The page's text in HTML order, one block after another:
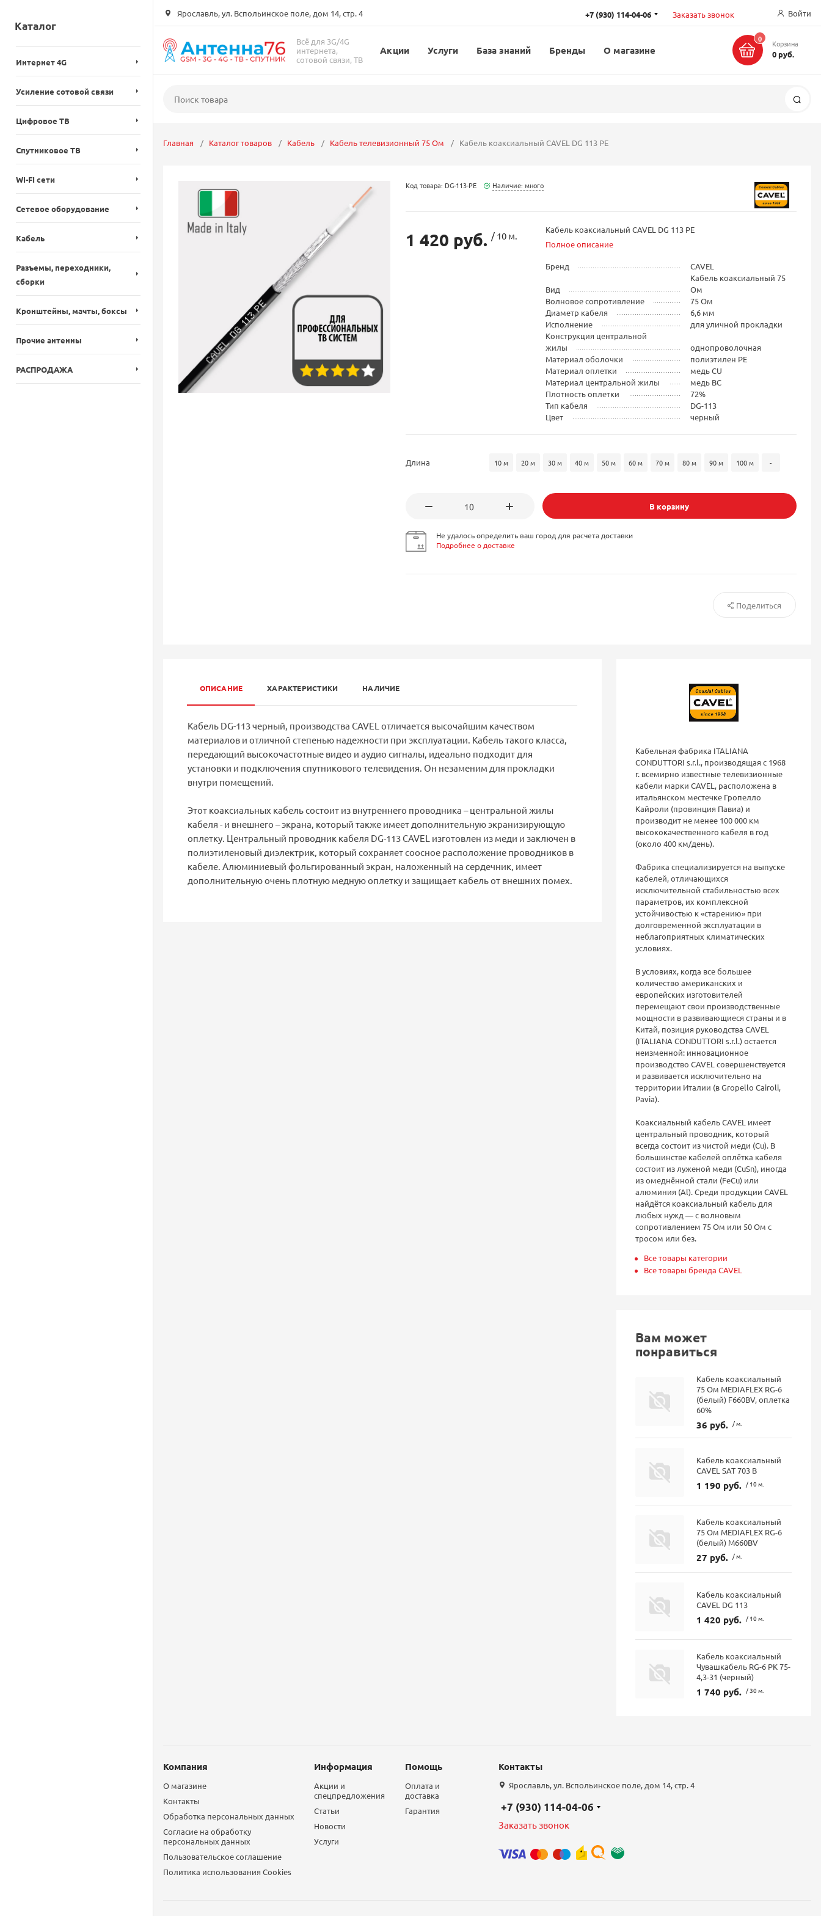
Ярославль, ул. Вспольинское поле, дом 14, стр. 4 +7 (930) 114-04-06 Заказать звонок Войти
Всё для 3G/4G
интернета,
сотовой связи, ТВ
Акции Услуги База знаний Бренды О магазине
0 Корзина
0 руб.
Каталог
Интернет 4G
Усиление сотовой связи
Цифровое ТВ
Спутниковое ТВ
WI-FI сети
Сетевое оборудование
Кабель
Разъемы, переходники,
сборки
Кронштейны, мачты, боксы
Прочие антенны
РАСПРОДАЖА
Главная Каталог товаров Кабель Кабель телевизионный 75 Ом Кабель коаксиальный CAVEL DG 113 PE
Код товара: DG-113-PE Наличие: много
1 420 руб. / 10 м.
Кабель коаксиальный CAVEL DG 113 PE
Полное описание
Бренд CAVEL
Вид
Кабель коаксиальный 75
Ом
Волновое сопротивление
75 Ом
Диаметр кабеля
6,6 мм
Исполнение
для уличной прокладки
Конструкция центральной
жилы
однопроволочная
Материал оболочки
полиэтилен PE
Материал оплетки
медь CU
Материал центральной жилы
медь BC
Плотность оплетки
72%
Тип кабеля
DG-113
Цвет
черный
Длина 10 м 20 м 30 м 40 м 50 м 60 м 70 м 80 м 90 м 100 м -
В корзину
Не удалось определить ваш город для расчета доставки
Подробнее о доставке
Поделиться
ОПИСАНИЕ ХАРАКТЕРИСТИКИ НАЛИЧИЕ
Кабель DG-113 черный, производства CAVEL отличается высочайшим качеством
материалов и отличной степенью надежности при эксплуатации. Кабель такого класса,
передающий высокочастотные видео и аудио сигналы, идеально подходит для
установки и подключения спутникового телевидения. Он незаменим для прокладки
внутри помещений.
Этот коаксиальных кабель состоит из внутреннего проводника – центральной жилы
кабеля - и внешнего – экрана, который также имеет дополнительную экранизирующую
оплетку. Центральный проводник кабеля DG-113 CAVEL изготовлен из меди и заключен в
полиэтиленовый диэлектрик, который сохраняет соосное расположение проводников в
кабеле. Алюминиевый фольгированный экран, наложенный на сердечник, имеет
дополнительную очень плотную медную оплетку и защищает кабель от внешних помех.
Кабельная фабрика ITALIANA
CONDUTTORI s.r.l., производящая с 1968
г. всемирно известные телевизионные
кабели марки CAVEL, расположена в
итальянском местечке Гропелло
Кайроли (провинция Павиа) и
производит не менее 100 000 км
высококачественного кабеля в год
(около 400 км/день).
Фабрика специализируется на выпуске
кабелей, отличающихся
исключительной стабильностью всех
параметров, их комплексной
устойчивостью к «старению» при
долговременной эксплуатации в
неблагоприятных климатических
условиях.
В условиях, когда все большее
количество американских и
европейских изготовителей
перемещают свои производственные
мощности в развивающиеся страны и в
Китай, позиция руководства CAVEL
(ITALIANA CONDUTTORI s.r.l.) остается
неизменной: инновационное
производство CAVEL совершенствуется
и развивается исключительно на
территории Италии (в Gropello Cairoli,
Pavia).
Коаксиальный кабель CAVEL имеет
центральный проводник, который
всегда состоит из чистой меди (Cu). В
большинстве кабелей оплётка кабеля
состоит из луженой меди (CuSn), иногда
из омеднённой стали (FeCu) или
алюминия (Al). Среди продукции CAVEL
найдётся коаксиальный кабель для
любых нужд — с волновым
сопротивлением 75 Ом или 50 Ом с
тросом или без.
Все товары категории
Все товары бренда CAVEL
Вам может
понравиться
Кабель коаксиальный
75 Ом MEDIAFLEX RG-6
(белый) F660BV, оплетка
60%
36 руб. / м.
Кабель коаксиальный
CAVEL SAT 703 B
1 190 руб. / 10 м.
Кабель коаксиальный
75 Ом MEDIAFLEX RG-6
(белый) М660BV
27 руб. / м.
Кабель коаксиальный
CAVEL DG 113
1 420 руб. / 10 м.
Кабель коаксиальный
Чувашкабель RG-6 РК 75-
4,3-31 (черный)
1 740 руб. / 30 м.
Компания
О магазине
Контакты
Обработка персональных данных
Согласие на обработку
персональных данных
Пользовательское соглашение
Политика использования Сookies
Информация
Акции и
спецпредложения
Статьи
Новости
Услуги
Помощь
Оплата и
доставка
Гарантия
Контакты
Ярославль, ул. Вспольинское поле, дом 14, стр. 4
+7 (930) 114-04-06
Заказать звонок